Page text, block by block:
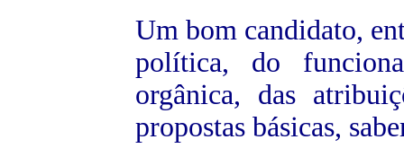
Um bom candidato,
política, do
orgânica, das
propostas básicas,